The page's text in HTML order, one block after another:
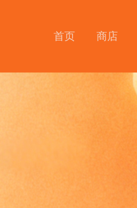
首页 商店